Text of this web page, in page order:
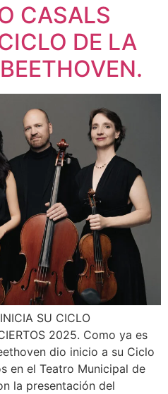
CASALS
DE LA
SU CICLO
2025. Como ya es
dio inicio a su Ciclo
en el Teatro Municipal de
la presentación del